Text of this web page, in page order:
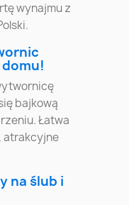
wynajmu z
bajkową
Łatwa
atrakcyjne
na ślub i